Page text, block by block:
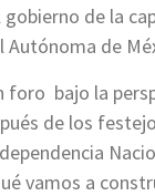
de la
Autónoma de
foro bajo la
de los
vamos a